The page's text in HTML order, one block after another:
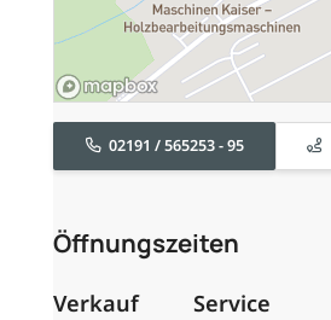
02191 / 565253 - 95
Öffnungszeiten
Verkauf Service